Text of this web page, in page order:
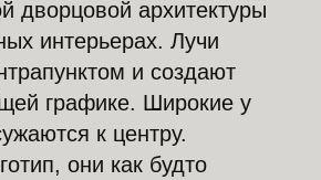
дворцовой архитектуры
интерьерах. Лучи
и создают
графике. Широкие у
к центру.
они как будто